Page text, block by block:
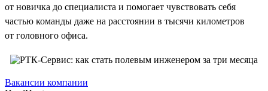
от новичка до специалиста и помогает чувствовать себя
частью команды даже на расстоянии в тысячи километров
от головного офиса.
Вакансии компании